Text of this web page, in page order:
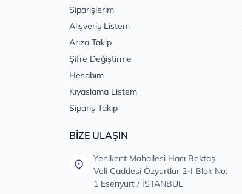
Siparişlerim
Alışveriş Listem
Arıza Takip
Şifre Değiştirme
Hesabım
Kıyaslama Listem
Sipariş Takip
BİZE ULAŞIN
Yenikent Mahallesi Hacı Bektaş
Veli Caddesi Özyurtlar 2-I Blok No:
1 Esenyurt / İSTANBUL